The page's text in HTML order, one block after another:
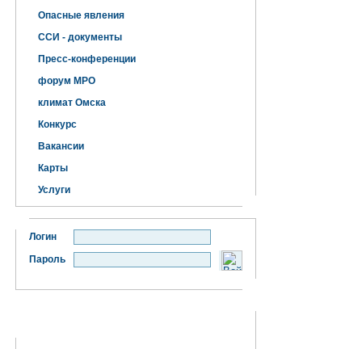
Опасные явления
ССИ - документы
Пресс-конференции
форум МРО
климат Омска
Конкурс
Вакансии
Карты
Услуги
Логин
Пароль